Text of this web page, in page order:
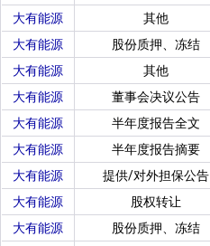
大有能源
其他
大有能源
股份质押、冻结
大有能源
其他
大有能源
董事会决议公告
大有能源
半年度报告全文
大有能源
半年度报告摘要
大有能源
提供/对外担保公告
大有能源
股权转让
大有能源
股份质押、冻结